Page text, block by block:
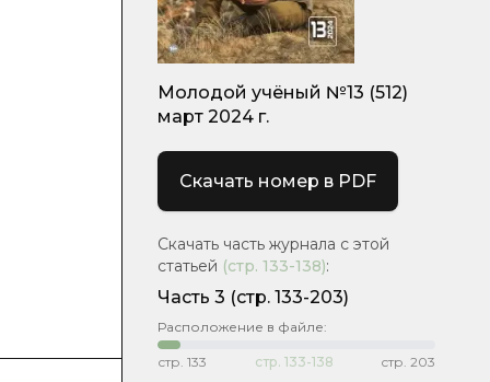
Молодой учёный №13 (512)
март 2024 г.
Скачать номер в PDF
Скачать часть журнала с этой
статьей (стр. 133-138):
Часть 3 (стр. 133-203)
Расположение в файле:
стр. 133 стр. 133-138 стр. 203